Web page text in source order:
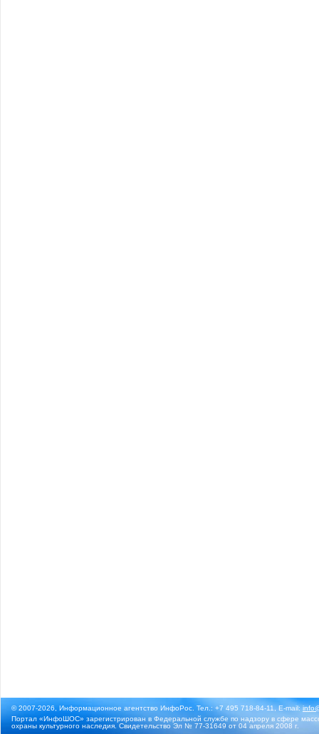
© 2007-2026, Информационное агентство ИнфоРос. Тел.: +7 495 718-84-11, E-mail:
Портал «ИнфоШОС» зарегистрирован в Федеральной службе по надзору в сфере
охраны культурного наследия. Свидетельство Эл № 77-31649 от 04 апреля 2008 г.